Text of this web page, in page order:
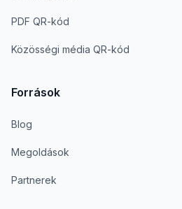
PDF QR-kód
Közösségi média QR-kód
Források
Blog
Megoldások
Partnerek